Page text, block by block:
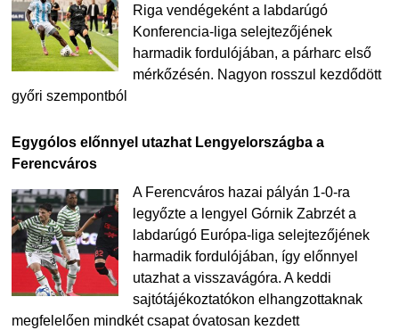
Riga vendégeként a labdarúgó
Konferencia-liga selejtezőjének
harmadik fordulójában, a párharc első
mérkőzésén. Nagyon rosszul kezdődött
győri szempontból
Egygólos előnnyel utazhat Lengyelországba a
Ferencváros
A Ferencváros hazai pályán 1-0-ra
legyőzte a lengyel Górnik Zabrzét a
labdarúgó Európa-liga selejtezőjének
harmadik fordulójában, így előnnyel
utazhat a visszavágóra. A keddi
sajtótájékoztatókon elhangzottaknak
megfelelően mindkét csapat óvatosan kezdett